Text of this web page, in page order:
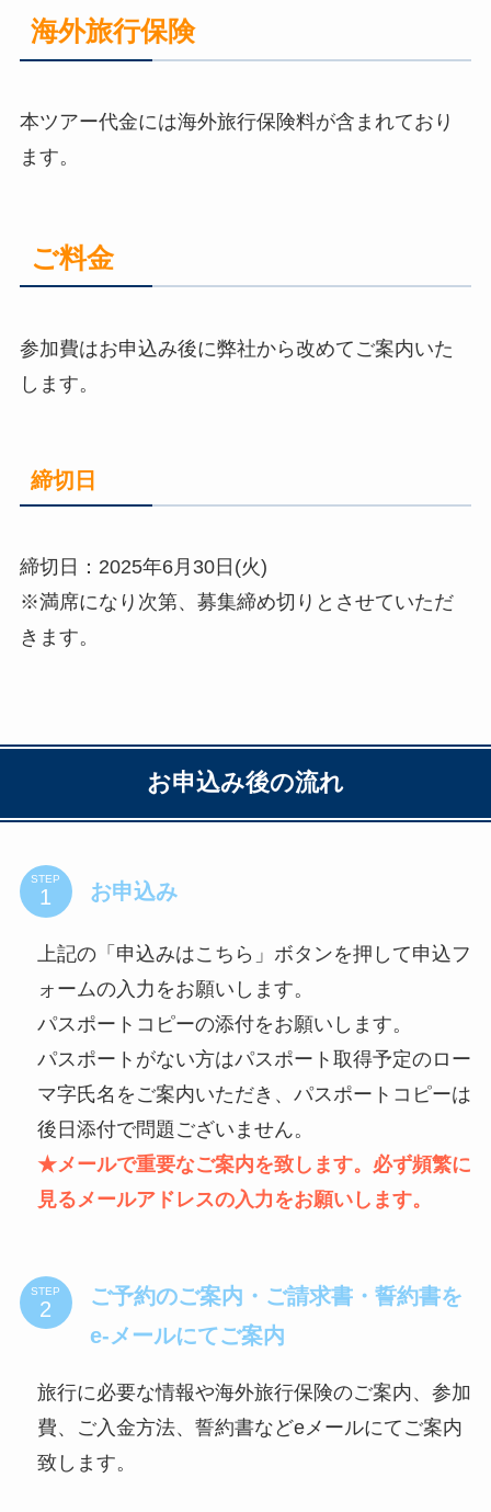
海外旅行保険
本ツアー代金には海外旅行保険料が含まれており
ます。
ご料金
参加費はお申込み後に弊社から改めてご案内いた
します。
締切日
締切日：2025年6月30日(火)
※満席になり次第、募集締め切りとさせていただ
きます。
お申込み後の流れ
STEP お申込み
上記の「申込みはこちら」ボタンを押して申込フ
ォームの入力をお願いします。
パスポートコピーの添付をお願いします。
パスポートがない方はパスポート取得予定のロー
マ字氏名をご案内いただき、パスポートコピーは
後日添付で問題ございません。
★メールで重要なご案内を致します。必ず頻繁に
見るメールアドレスの入力をお願いします。
STEP
ご予約のご案内・ご請求書・誓約書を
e-メールにてご案内
旅行に必要な情報や海外旅行保険のご案内、参加
費、ご入金方法、誓約書などeメールにてご案内
致します。